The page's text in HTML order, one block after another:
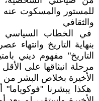
للمستور والمسكوت
والثقافي
في الخطاب السياسي
بنهاية التاريخ وانتهاء
التاريخ" مفهوم ديني
مرحلة انبثاقها على
الأخيرة بخلاص البشر من
هكذا يبشرنا